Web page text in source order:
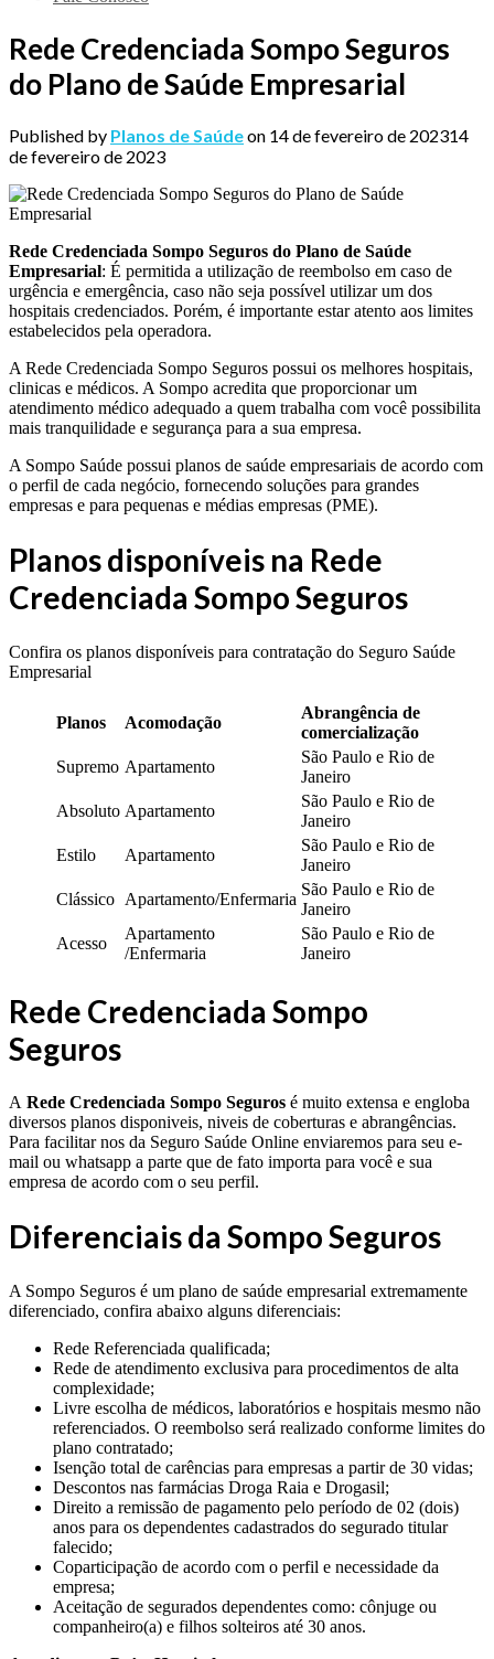
Rede Credenciada Sompo Seguros
do Plano de Saúde Empresarial
Published by Planos de Saúdeon 14 de fevereiro de 202314
de fevereiro de 2023
Rede Credenciada Sompo Seguros do Plano de Saúde
Empresarial: É permitida a utilização de reembolso em caso de
urgência e emergência, caso não seja possível utilizar um dos
hospitais credenciados. Porém, é importante estar atento aos limites
estabelecidos pela operadora.
A Rede Credenciada Sompo Seguros possui os melhores hospitais,
clinicas e médicos. A Sompo acredita que proporcionar um
atendimento médico adequado a quem trabalha com você possibilita
mais tranquilidade e segurança para a sua empresa.
A Sompo Saúde possui planos de saúde empresariais de acordo com
o perfil de cada negócio, fornecendo soluções para grandes
empresas e para pequenas e médias empresas (PME).
Planos disponíveis na Rede
Credenciada Sompo Seguros
Confira os planos disponíveis para contratação do Seguro Saúde
Empresarial
Planos Acomodação
Abrangência de
comercialização
Supremo Apartamento
São Paulo e Rio de
Janeiro
Absoluto Apartamento
São Paulo e Rio de
Janeiro
Estilo
Apartamento
São Paulo e Rio de
Janeiro
Clássico Apartamento/Enfermaria
São Paulo e Rio de
Janeiro
Acesso
Apartamento
/Enfermaria
São Paulo e Rio de
Janeiro
Rede Credenciada Sompo
Seguros
A Rede Credenciada Sompo Seguros é muito extensa e engloba
diversos planos disponiveis, niveis de coberturas e abrangências.
Para facilitar nos da Seguro Saúde Online enviaremos para seu e-
mail ou whatsapp a parte que de fato importa para você e sua
empresa de acordo com o seu perfil.
Diferenciais da Sompo Seguros
A Sompo Seguros é um plano de saúde empresarial extremamente
diferenciado, confira abaixo alguns diferenciais:
Rede Referenciada qualificada;
Rede de atendimento exclusiva para procedimentos de alta
complexidade;
Livre escolha de médicos, laboratórios e hospitais mesmo não
referenciados. O reembolso será realizado conforme limites do
plano contratado;
Isenção total de carências para empresas a partir de 30 vidas;
Descontos nas farmácias Droga Raia e Drogasil;
Direito a remissão de pagamento pelo período de 02 (dois)
anos para os dependentes cadastrados do segurado titular
falecido;
Coparticipação de acordo com o perfil e necessidade da
empresa;
Aceitação de segurados dependentes como: cônjuge ou
companheiro(a) e filhos solteiros até 30 anos.